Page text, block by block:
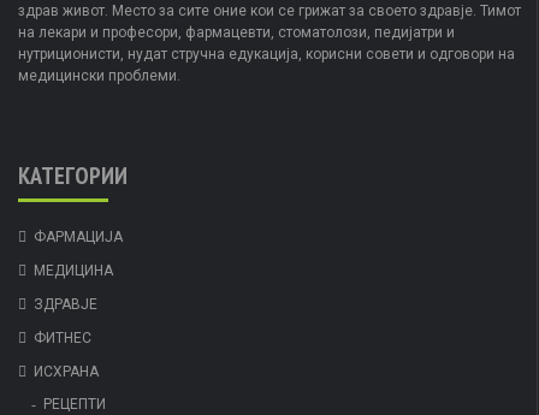
здрав живот. Место за сите оние кои се грижат за своето здравје. Тимот
на лекари и професори, фармацевти, стоматолози, педијатри и
нутриционисти, нудат стручна едукација, корисни совети и одговори на
медицински проблеми.
КАТЕГОРИИ
ФАРМАЦИЈА
МЕДИЦИНА
ЗДРАВЈЕ
ФИТНЕС
ИСХРАНА
РЕЦЕПТИ